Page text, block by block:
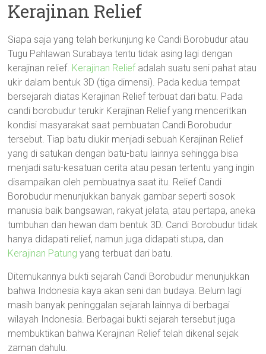
Kerajinan Relief
Siapa saja yang telah berkunjung ke Candi Borobudur atau
Tugu Pahlawan Surabaya tentu tidak asing lagi dengan
kerajinan relief. Kerajinan Reliefadalah suatu seni pahat atau
ukir dalam bentuk 3D (tiga dimensi). Pada kedua tempat
bersejarah diatas Kerajinan Relief terbuat dari batu. Pada
candi borobudur terukir Kerajinan Relief yang menceritkan
kondisi masyarakat saat pembuatan Candi Borobudur
tersebut. Tiap batu diukir menjadi sebuah Kerajinan Relief
yang di satukan dengan batu-batu lainnya sehingga bisa
menjadi satu-kesatuan cerita atau pesan tertentu yang ingin
disampaikan oleh pembuatnya saat itu. Relief Candi
Borobudur menunjukkan banyak gambar seperti sosok
manusia baik bangsawan, rakyat jelata, atau pertapa, aneka
tumbuhan dan hewan dam bentuk 3D. Candi Borobudur tidak
hanya didapati relief, namun juga didapati stupa, dan
Kerajinan Patung yang terbuat dari batu.
Ditemukannya bukti sejarah Candi Borobudur menunjukkan
bahwa Indonesia kaya akan seni dan budaya. Belum lagi
masih banyak peninggalan sejarah lainnya di berbagai
wilayah Indonesia. Berbagai bukti sejarah tersebut juga
membuktikan bahwa Kerajinan Relief telah dikenal sejak
zaman dahulu.